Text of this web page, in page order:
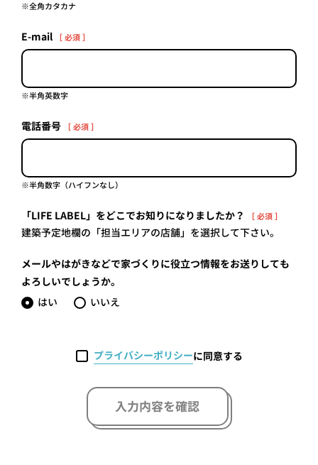
※全角カタカナ
E-mail ［ 必須 ］
※半角英数字
電話番号 ［ 必須 ］
※半角数字（ハイフンなし）
「LIFE LABEL」をどこでお知りになりましたか？ ［ 必須 ］
建築予定地欄の「担当エリアの店舗」を選択して下さい。
メールやはがきなどで家づくりに役立つ情報をお送りしても
よろしいでしょうか。
はい
いいえ
プライバシーポリシーに同意する
入力内容を確認